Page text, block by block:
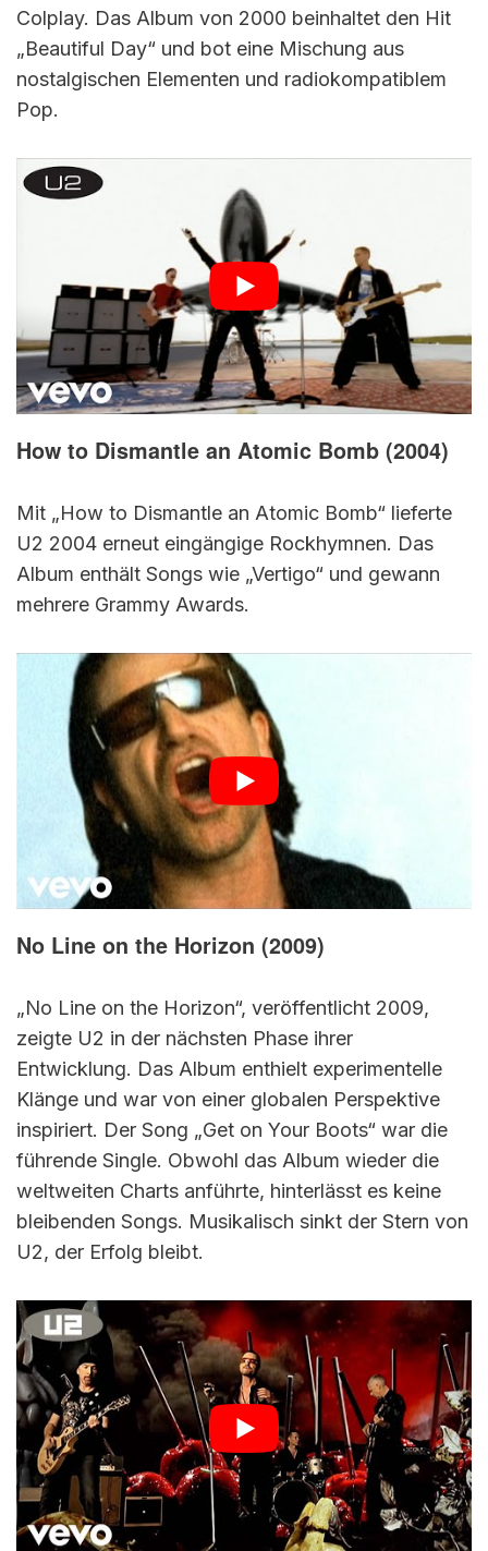
Colplay. Das Album von 2000 beinhaltet den Hit
„Beautiful Day“ und bot eine Mischung aus
nostalgischen Elementen und radiokompatiblem
Pop.
How to Dismantle an Atomic Bomb (2004)
Mit „How to Dismantle an Atomic Bomb“ lieferte
U2 2004 erneut eingängige Rockhymnen. Das
Album enthält Songs wie „Vertigo“ und gewann
mehrere Grammy Awards.
No Line on the Horizon (2009)
„No Line on the Horizon“, veröffentlicht 2009,
zeigte U2 in der nächsten Phase ihrer
Entwicklung. Das Album enthielt experimentelle
Klänge und war von einer globalen Perspektive
inspiriert. Der Song „Get on Your Boots“ war die
führende Single. Obwohl das Album wieder die
weltweiten Charts anführte, hinterlässt es keine
bleibenden Songs. Musikalisch sinkt der Stern von
U2, der Erfolg bleibt.